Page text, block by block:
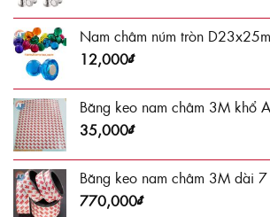
Nam châm núm tròn
12,000₫
Băng keo nam châm 3M khổ
35,000₫
Băng keo nam châm 3M dài
770,000₫